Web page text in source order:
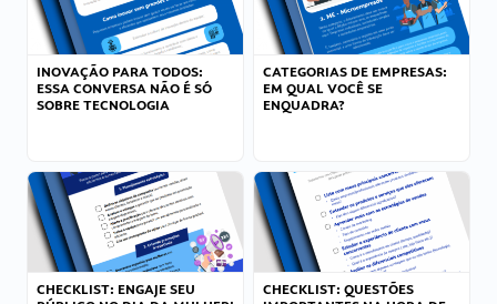
INOVAÇÃO PARA TODOS:
ESSA CONVERSA NÃO É SÓ
SOBRE TECNOLOGIA
CATEGORIAS DE EMPRESAS:
EM QUAL VOCÊ SE
ENQUADRA?
CHECKLIST: ENGAJE SEU
CHECKLIST: QUESTÕES